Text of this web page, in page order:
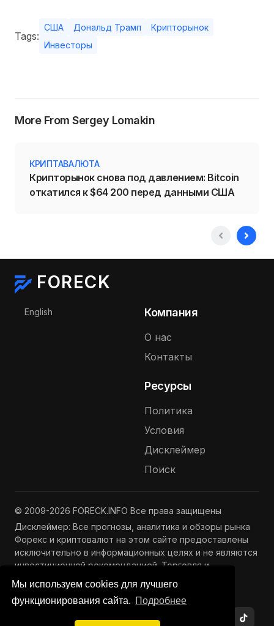
Мы используем cookies для лучшего
функционирования сайта. Подробнее
Tags:
США Дональд Трамп
Крипторынок
Инвесторы
More From Sergey Lomakin
КРИПТАВАЛЮТА
Крипторынок снова под давлением: Bitcoin
откатился к $64 200 перед данными США
FORECK
Выберите язык
English Компания
О нас
Контакты
Ресурсы
Политика
Условия
Дисклеймер
Поиск
© 2009-2026 FORECK.INFO Все права защищены
Дисклеймер: Все прогнозы, аналитика и обзоры рынка
Форекс и криптовалют на этом сайте предоставлены
исключительно в информационных целях и не являются
инвестиционной рекомендацией. Торговля и
инвестиции связаны с риском потери капитала.
Подробнее —Полный дисклеймер